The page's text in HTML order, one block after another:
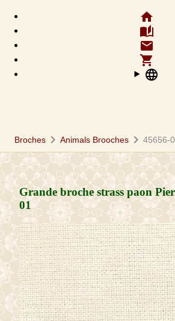
home
auto_stories
email
shopping_cart
language
Broches chevron_right Animals Brooches chevron_right 45656-
Grande broche strass paon
01